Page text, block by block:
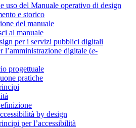
uso del Manuale operativo di design
e storico
del manuale
al manuale
per i servizi pubblici digitali
l’amministrazione digitale (e-
progettuale
pratiche
by design
per l’accessibilità